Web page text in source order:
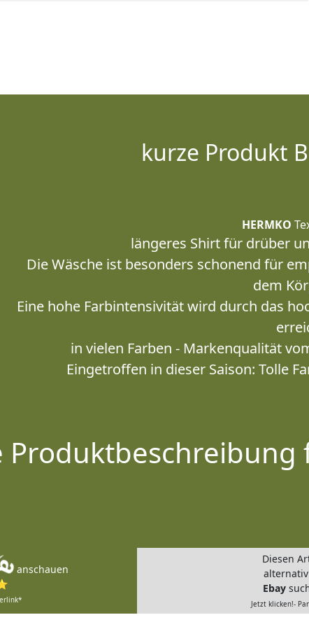
kurze Produkt
HERMKO
längeres Shirt für drüber
Die Wäsche ist besonders schonend für
dem
Eine hohe Farbintensivität wird durch das
in vielen Farben - Markenqualität
Eingetroffen in dieser Saison: Tolle
anschauen
Diesen
Ebay
Jetzt klicken!-